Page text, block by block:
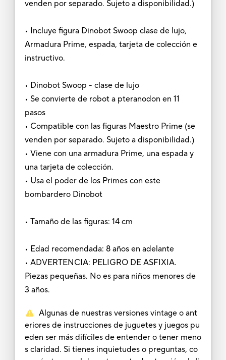
venden por separado. Sujeto a disponibilidad.)
• Incluye figura Dinobot Swoop clase de lujo,
Armadura Prime, espada, tarjeta de colección e
instructivo.
• Dinobot Swoop - clase de lujo
• Se convierte de robot a pteranodon en 11
pasos
• Compatible con las figuras Maestro Prime (se
venden por separado. Sujeto a disponibilidad.)
• Viene con una armadura Prime, una espada y
una tarjeta de colección.
• Usa el poder de los Primes con este
bombardero Dinobot
• Tamaño de las figuras: 14 cm
• Edad recomendada: 8 años en adelante
• ADVERTENCIA: PELIGRO DE ASFIXIA.
Piezas pequeñas. No es para niños menores de
3 años.
Algunas de nuestras versiones vintage o ant
eriores de instrucciones de juguetes y juegos pu
eden ser más difíciles de entender o tener meno
s claridad. Si tienes inquietudes o preguntas, co